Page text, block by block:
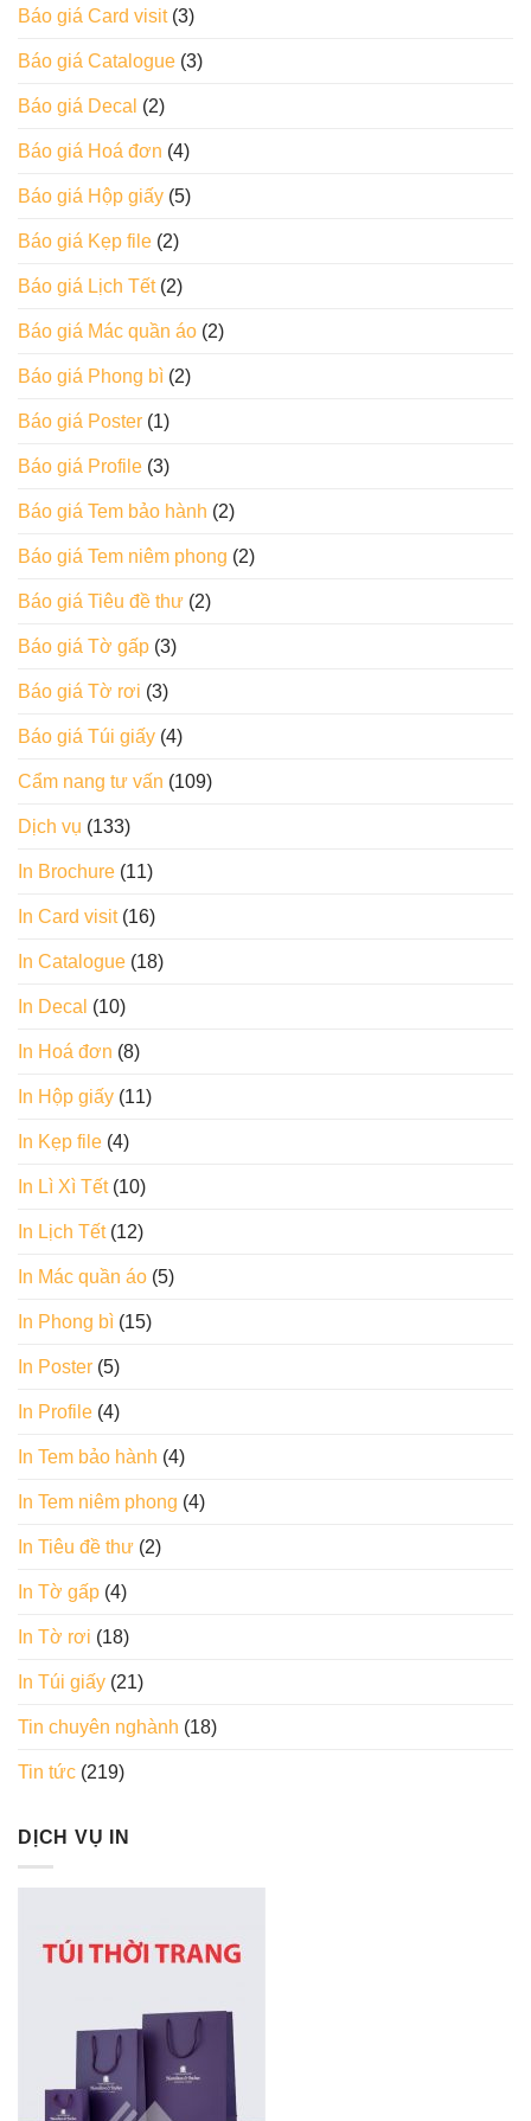
Báo giá Card visit(3)
Báo giá Catalogue (3)
Báo giá Decal (2)
Báo giá Hoá đơn (4)
Báo giá Hộp giấy (5)
Báo giá Kẹp file (2)
Báo giá Lịch Tết(2)
Báo giá Mác quần áo (2)
Báo giá Phong bì (2)
Báo giá Poster (1)
Báo giá Profile (3)
Báo giá Tem bảo hành (2)
Báo giá Tem niêm phong (2)
Báo giá Tiêu đề thư (2)
Báo giá Tờ gấp (3)
Báo giá Tờ rơi (3)
Báo giá Túi giấy (4)
Cẩm nang tư vấn (109)
Dịch vụ (133)
In Brochure (11)
In Card visit(16)
In Catalogue (18)
In Decal (10)
In Hoá đơn (8)
In Hộp giấy (11)
In Kẹp file (4)
In Lì Xì Tết(10)
In Lịch Tết(12)
In Mác quần áo (5)
In Phong bì (15)
In Poster (5)
In Profile (4)
In Tem bảo hành (4)
In Tem niêm phong (4)
In Tiêu đề thư (2)
In Tờ gấp (4)
In Tờ rơi (18)
In Túi giấy (21)
Tin chuyên nghành (18)
Tin tức (219)
DỊCH VỤ IN